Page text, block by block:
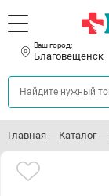
Ваш город:
Благовещенск
Главная Каталог